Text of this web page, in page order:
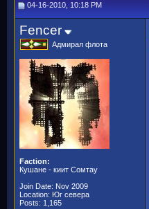
04-16-2010, 10:18 PM
Fencer
Адмирал флота
Faction:
Кушане - киит Сомтау
Join Date: Nov 2009
Location: Юг севера
Posts: 1,165